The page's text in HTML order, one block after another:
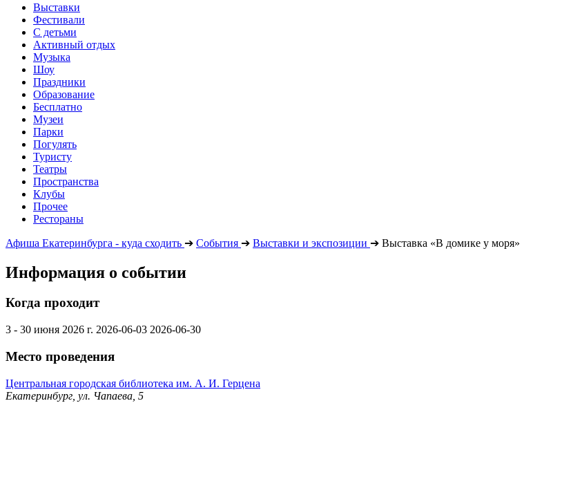
Выставки
Фестивали
С детьми
Активный отдых
Музыка
Шоу
Праздники
Образование
Бесплатно
Музеи
Парки
Погулять
Туристу
Театры
Пространства
Клубы
Прочее
Рестораны
Афиша Екатеринбурга - куда сходить ➔ События ➔ Выставки и экспозиции ➔ Выставка «В домике у моря»
Информация о событии
Когда проходит
3 - 30 июня 2026 г. 2026-06-03 2026-06-30
Место проведения
Центральная городская библиотека им. А. И. Герцена
Екатеринбург, ул. Чапаева, 5